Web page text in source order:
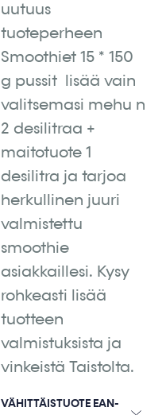
uutuus
tuoteperheen
Smoothiet 15 * 150
g pussit lisää vain
valitsemasi mehu n
2 desilitraa +
maitotuote 1
desilitra ja tarjoa
herkullinen juuri
valmistettu
smoothie
asiakkaillesi. Kysy
rohkeasti lisää
tuotteen
valmistuksista ja
vinkeistä Taistolta.
VÄHITTÄISTUOTE EAN-